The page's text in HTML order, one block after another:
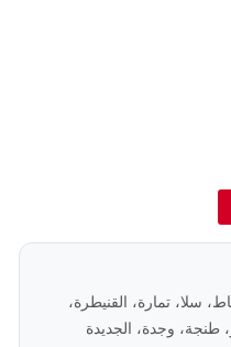
سلا، تمارة، القنيطرة،
طنجة، وجدة، الجديدة